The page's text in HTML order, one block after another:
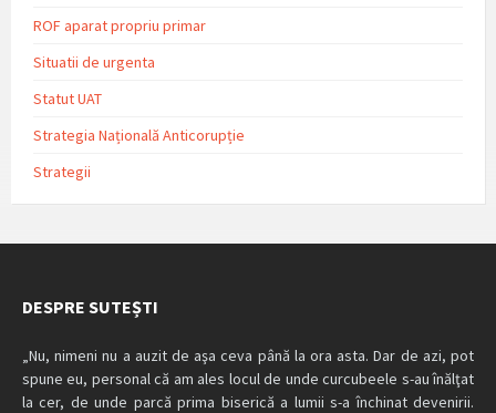
ROF aparat propriu primar
Situatii de urgenta
Statut UAT
Strategia Națională Anticorupție
Strategii
DESPRE SUTEȘTI
„Nu, nimeni nu a auzit de aşa ceva până la ora asta. Dar de azi, pot
spune eu, personal că am ales locul de unde curcubeele s-au înălţat
la cer, de unde parcă prima biserică a lumii s-a închinat devenirii.